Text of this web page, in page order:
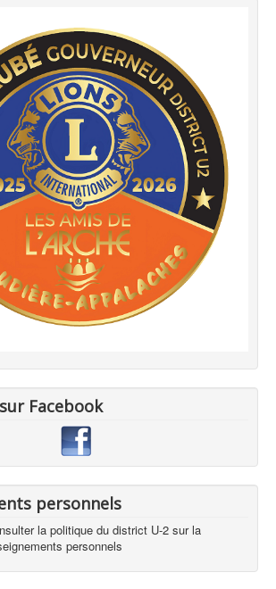
Facebook
personnels
la politique du district U-2 sur la
personnels